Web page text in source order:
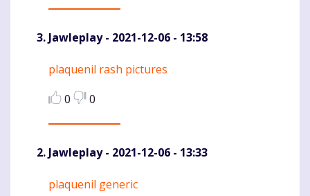
Jawleplay- 2021-12-06 - 13:58
Komentaras
plaquenil rash pictures
0
0
Jawleplay- 2021-12-06 - 13:33
Komentaras
plaquenil generic